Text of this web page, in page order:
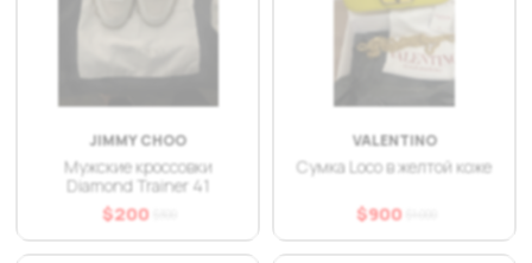
JIMMY CHOO
Мужские кроссовки
Diamond Trainer 41
200
$
VALENTINO
Сумка Loco в желтой коже
900
$